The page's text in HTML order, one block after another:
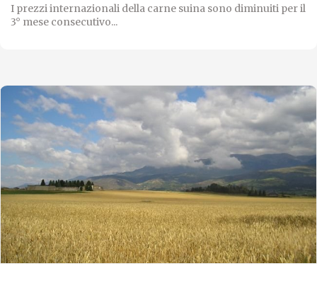
I prezzi internazionali della carne suina sono diminuiti per il
3° mese consecutivo...